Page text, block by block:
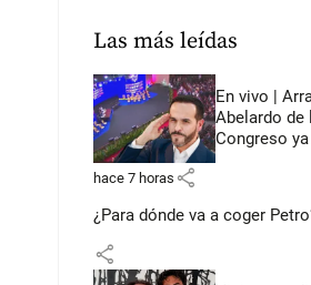
Las más leídas
En vivo |
Abelardo de
Congreso
hace 7 horas share
¿Para dónde va a coger
share